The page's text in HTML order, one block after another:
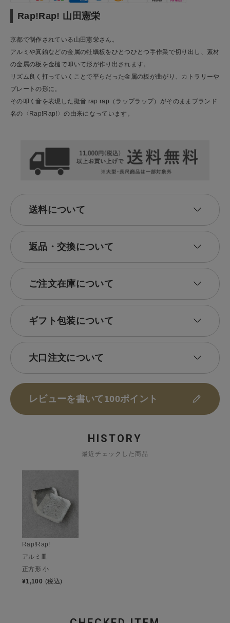
Rap!Rap! 山田憲栄
京都で制作されている山田憲栄さん。
アルミや真鍮などの金属の牡蠣板をひとつひとつ手作業で切り出し、素材
の金属の板を金槌で叩いて形が作り出されます。
リズム良く打っていくことで平らだった金属の板が曲がり、カトラリーや
プレートの形に。
その叩く音を表現した擬音 rap rap（ラップラップ）がそのままブランド
名の〈Rap!Rap!〉の由来になっています。
送料について
返品・交換について
ご注文在庫について
ギフト包装について
大口注文について
レビューを書いて100ポイント
HISTORY
最近チェックした商品
Rap!Rap!
アルミ皿
正方形 小
¥1,100 (税込)